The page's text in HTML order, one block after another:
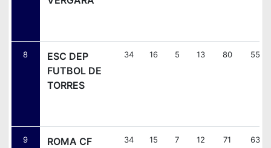
8
ESC DEP
FUTBOL DE
TORRES
34 16 5 13 80 55
9 ROMA CF 34 15 7 12 71 63